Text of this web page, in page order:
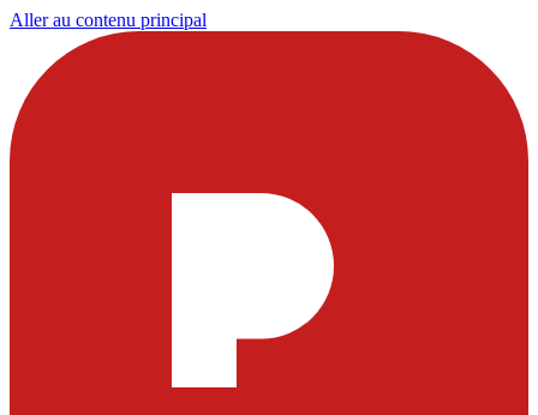
Aller au contenu principal